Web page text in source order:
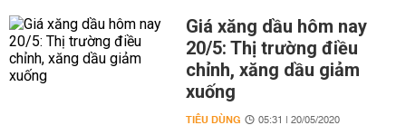
Giá xăng dầu hôm nay
20/5: Thị trường điều
chỉnh, xăng dầu giảm
xuống
TIÊU DÙNG 05:31 | 20/05/2020